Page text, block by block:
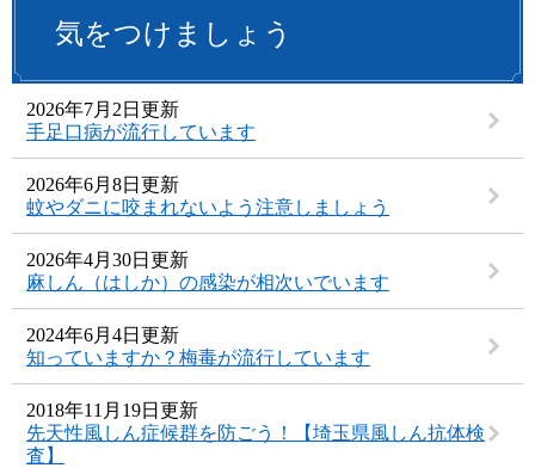
気をつけましょう
2026年7月2日更新
手足口病が流行しています
2026年6月8日更新
蚊やダニに咬まれないよう注意しましょう
2026年4月30日更新
麻しん（はしか）の感染が相次いでいます
2024年6月4日更新
知っていますか？梅毒が流行しています
2018年11月19日更新
先天性風しん症候群を防ごう！【埼玉県風しん抗体検
査】